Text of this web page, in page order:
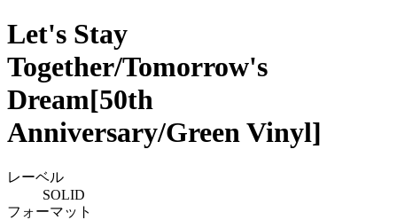
Let's Stay
Together/Tomorrow's
Dream[50th
Anniversary/Green Vinyl]
レーベル
SOLID
フォーマット